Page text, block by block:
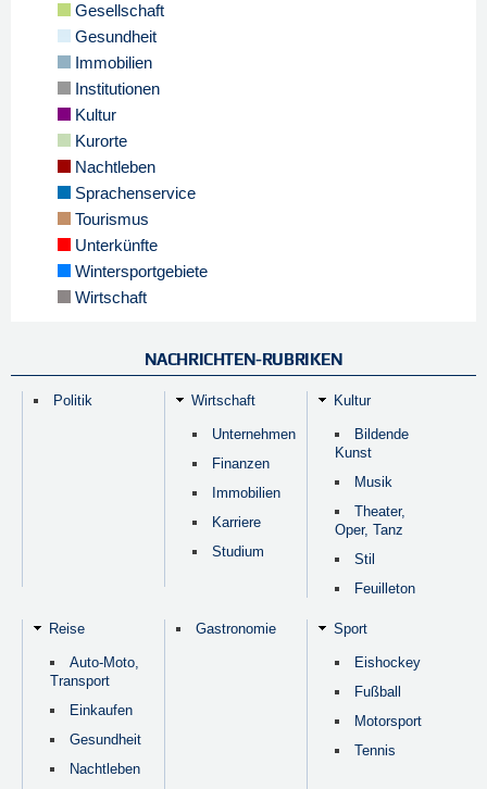
Gesellschaft
Gesundheit
Immobilien
Institutionen
Kultur
Kurorte
Nachtleben
Sprachenservice
Tourismus
Unterkünfte
Wintersportgebiete
Wirtschaft
NACHRICHTEN-RUBRIKEN
Politik Wirtschaft
Unternehmen
Finanzen
Immobilien
Karriere
Studium
Kultur
Bildende
Kunst
Musik
Theater,
Oper, Tanz
Stil
Feuilleton
Reise
Auto-Moto,
Transport
Einkaufen
Gesundheit
Nachtleben
Gastronomie Sport
Eishockey
Fußball
Motorsport
Tennis